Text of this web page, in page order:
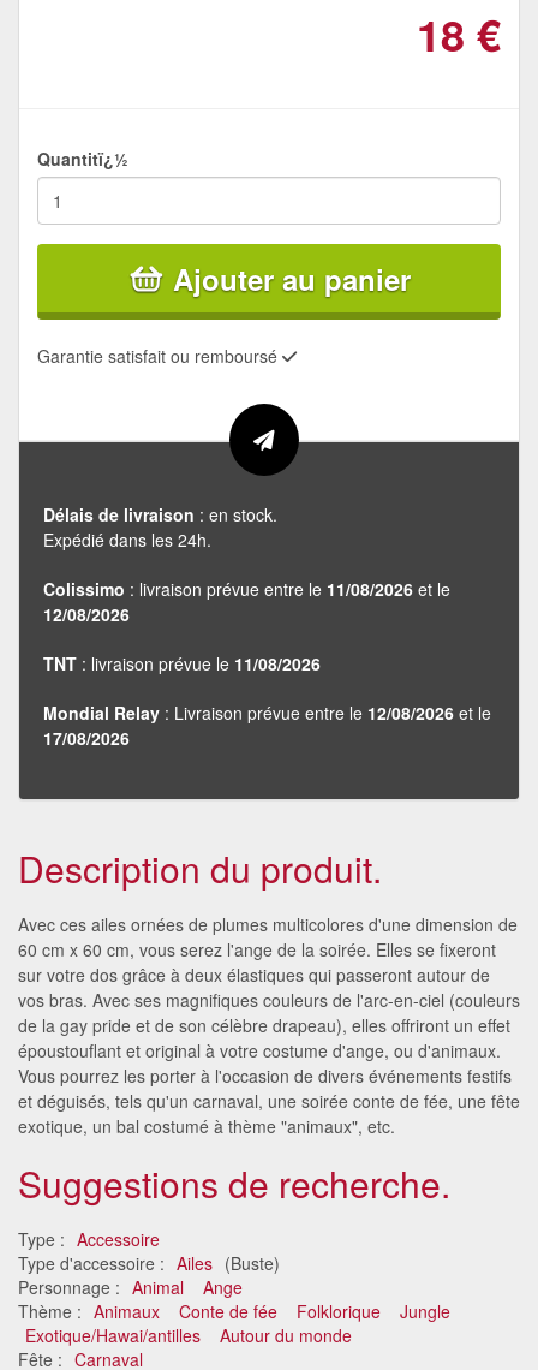
18 €
Quantitï¿½
Ajouter au panier
Garantie satisfait ou remboursé
Délais de livraison : en stock.
Expédié dans les 24h.
Colissimo : livraison prévue entre le 11/08/2026 et le
12/08/2026
TNT : livraison prévue le 11/08/2026
Mondial Relay : Livraison prévue entre le 12/08/2026 et le
17/08/2026
Description du produit.
Avec ces ailes ornées de plumes multicolores d'une dimension de
60 cm x 60 cm, vous serez l'ange de la soirée. Elles se fixeront
sur votre dos grâce à deux élastiques qui passeront autour de
vos bras. Avec ses magnifiques couleurs de l'arc-en-ciel (couleurs
de la gay pride et de son célèbre drapeau), elles offriront un effet
époustouflant et original à votre costume d'ange, ou d'animaux.
Vous pourrez les porter à l'occasion de divers événements festifs
et déguisés, tels qu'un carnaval, une soirée conte de fée, une fête
exotique, un bal costumé à thème "animaux", etc.
Suggestions de recherche.
Type : Accessoire
Type d'accessoire : Ailes (Buste)
Personnage : Animal
Ange
Thème : Animaux Conte de fée Folklorique
Jungle
Exotique/Hawai/antilles
Autour du monde
Fête : Carnaval